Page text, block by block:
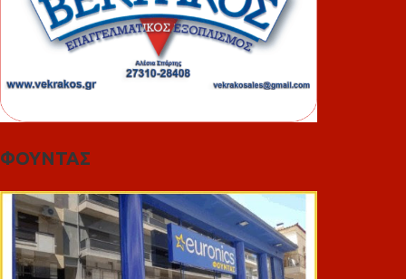
ΦΟΥΝΤΑΣ